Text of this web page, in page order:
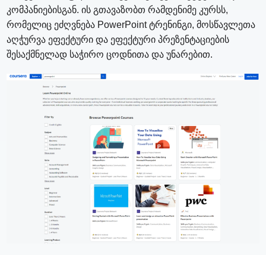
კომპანიებისგან. ის გთავაზობთ რამდენიმე კურსს,
რომელიც ეძღვნება PowerPoint ტრენინგი, მოსწავლეთა
აღჭურვა ეფექტური და ეფექტური პრეზენტაციების
შესაქმნელად საჭირო ცოდნითა და უნარებით.